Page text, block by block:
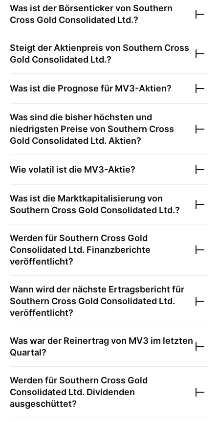
Was ist der Börsenticker von Southern
Cross Gold Consolidated Ltd.?
Steigt der Aktienpreis von Southern Cross
Gold Consolidated Ltd.?
Was ist die Prognose für MV3-Aktien?
Was sind die bisher höchsten und
niedrigsten Preise von Southern Cross
Gold Consolidated Ltd. Aktien?
Wie volatil ist die MV3-Aktie?
Was ist die Marktkapitalisierung von
Southern Cross Gold Consolidated Ltd.?
Werden für Southern Cross Gold
Consolidated Ltd. Finanzberichte
veröffentlicht?
Wann wird der nächste Ertragsbericht für
Southern Cross Gold Consolidated Ltd.
veröffentlicht?
Was war der Reinertrag von MV3 im letzten
Quartal?
Werden für Southern Cross Gold
Consolidated Ltd. Dividenden
ausgeschüttet?